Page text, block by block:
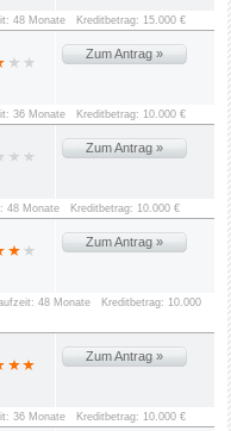
48 Monate Kreditbetrag: 15.000 €
Zum Antrag »
36 Monate Kreditbetrag: 10.000 €
Zum Antrag »
48 Monate Kreditbetrag: 10.000 €
Zum Antrag »
48 Monate
Kreditbetrag: 10.000
Zum Antrag »
36 Monate Kreditbetrag: 10.000 €